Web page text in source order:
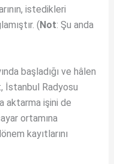
istedikleri
(Not: Şu anda
başladığı ve hâlen
İstanbul Radyosu
aktarma işini de
ortamına
kayıtlarını